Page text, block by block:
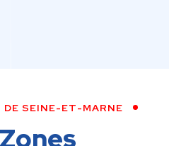
DE SEINE-ET-MARNE